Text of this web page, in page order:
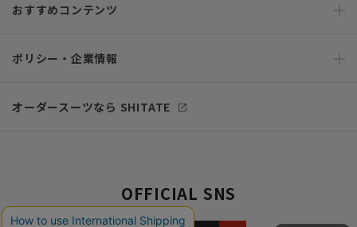
おすすめコンテンツ
ポリシー・企業情報
オーダースーツなら SHITATE
OFFICIAL SNS